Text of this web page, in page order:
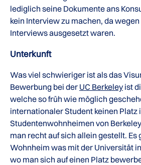
lediglich seine Dokumente ans
kein Interview zu machen, da wegen
Interviews ausgesetzt waren.
Unterkunft
Was viel schwieriger ist als das
Bewerbung bei der UC Berkeleyist
welche so früh wie möglich
internationaler Student keinen Platz
Studentenwohnheimen von
man recht auf sich allein gestellt. Es
Wohnheim was mit der Universität
wo man sich auf einen Platz